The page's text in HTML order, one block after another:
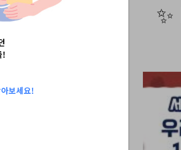
소
!
보세요!